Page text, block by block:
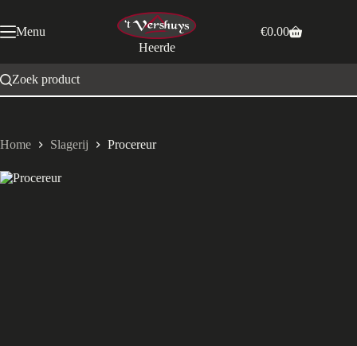
de Menu
Heerde
Winkelwagen
€0.00
Zoek product
Home Slagerij Procereur